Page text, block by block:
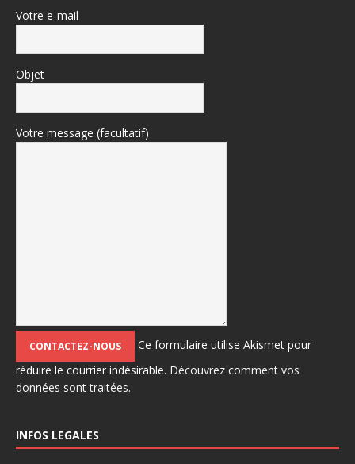
Votre e-mail
Objet
Votre message (facultatif)
Ce formulaire utilise Akismet pour
réduire le courrier indésirable. Découvrez comment vos
données sont traitées.
INFOS LEGALES